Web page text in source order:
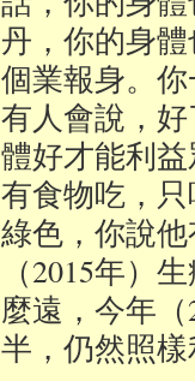
丹，你的身
個業報身。
有人會說，
體好才能利
有食物吃，
綠色，你說
（2015年）
麼遠，今年
半，仍然照